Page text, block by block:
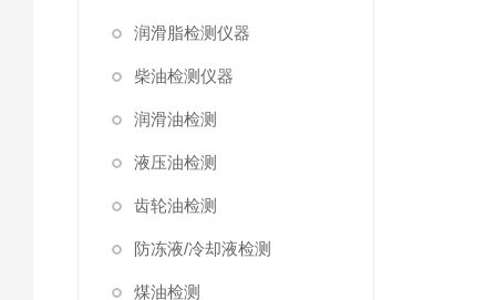
润滑脂检测仪器
柴油检测仪器
润滑油检测
液压油检测
齿轮油检测
防冻液/冷却液检测
煤油检测